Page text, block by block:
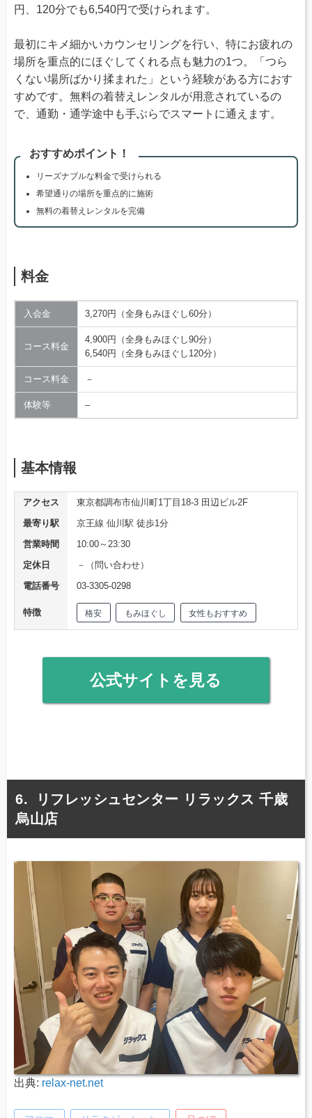
円、120分でも6,540円で受けられます。
最初にキメ細かいカウンセリングを行い、特にお疲れの
場所を重点的にほぐしてくれる点も魅力の1つ。「つら
くない場所ばかり揉まれた」という経験がある方におす
すめです。無料の着替えレンタルが用意されているの
で、通勤・通学途中も手ぶらでスマートに通えます。
おすすめポイント！
リーズナブルな料金で受けられる
希望通りの場所を重点的に施術
無料の着替えレンタルを完備
料金
入会金 3,270円（全身もみほぐし60分）
コース料金
4,900円（全身もみほぐし90分）
6,540円（全身もみほぐし120分）
コース料金 －
体験等 –
基本情報
アクセス
東京都調布市仙川町1丁目18-3 田辺ビル2F
最寄り駅
京王線 仙川駅 徒歩1分
営業時間
10:00～23:30
定休日
－（問い合わせ）
電話番号
03-3305-0298
特徴 格安 もみほぐし 女性もおすすめ
公式サイトを見る
リフレッシュセンター リラックス 千歳
烏山店
出典: relax-net.net